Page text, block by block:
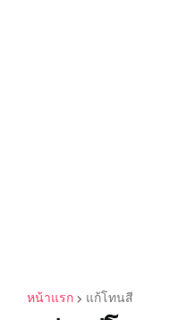
หน้าแรก แก้โทนสี